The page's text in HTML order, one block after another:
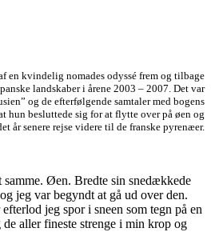
en kvindelig nomades odyssé frem og tilbage
landskaber i årene 2003 – 2007. Det var
og de efterfølgende samtaler med bogens
hun besluttede sig for at flytte over på øen og
år senere rejse videre til de franske pyrenæer.
samme. Øen. Bredte sin snedækkede
jeg var begyndt at gå ud over den.
jeg spor i sneen som tegn på en
aller fineste strenge i min krop og